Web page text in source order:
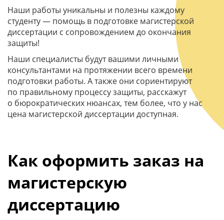
Наши работы уникальны и полезны каждому
студенту — помощь в подготовке магистерской
диссертации с сопровождением до окончания
защиты!
Наши специалисты будут вашими личными
консультантами на протяжении всего времени
подготовки работы. А также они сориентируют
по правильному процессу защиты, расскажут
о бюрократических нюансах, тем более, что у нас
цена магистерской диссертации доступная.
Как оформить заказ на
магистерскую
диссертацию